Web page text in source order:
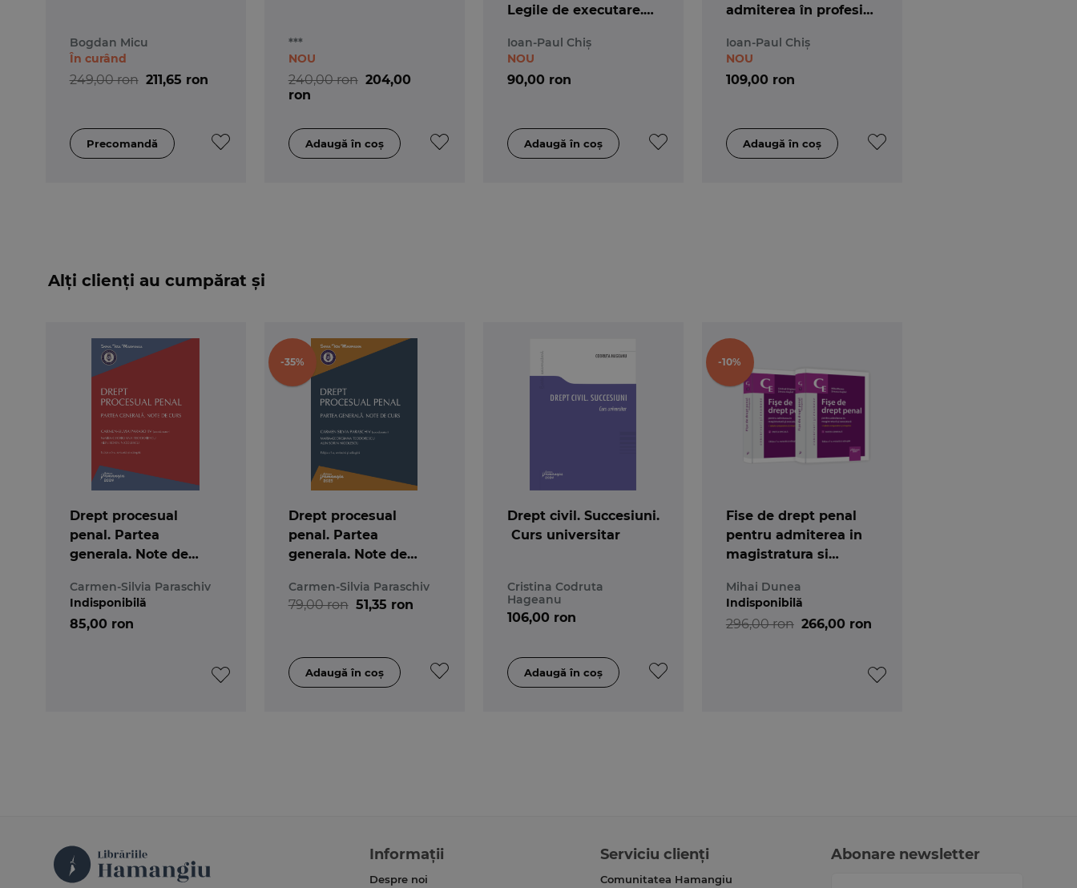
Bogdan Micu
249,00 ron 211,65 ron
În curând
***
240,00 ron 204,00
ron
NOU
Legile de executare.
- Spiralat
Ioan-Paul Chiș
90,00 ron
NOU
admiterea în profesia
Ioan-Paul Chiș
109,00 ron
NOU
Alți clienți au cumpărat și
Drept procesual
penal. Partea
generala. Note de
Carmen-Silvia Paraschiv
85,00 ron
Indisponibilă
-35%
Drept procesual
penal. Partea
generala. Note de
Carmen-Silvia Paraschiv
79,00 ron 51,35 ron
Drept civil. Succesiuni.
Curs universitar
Cristina Codruta
Hageanu
106,00 ron
-10%
Fise de drept penal
pentru admiterea in
magistratura si
Mihai Dunea
296,00 ron 266,00 ron
Indisponibilă
Informații
Despre noi
Serviciu clienți
Comunitatea Hamangiu
Abonare newsletter